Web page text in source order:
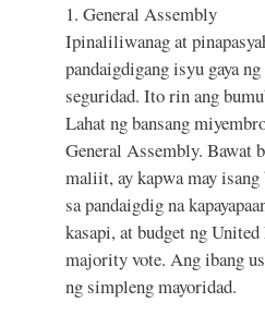
1. General Assembly
Ipinaliliwanag at
pandaigdigang isyu gaya
seguridad. Ito rin ang
Lahat ng bansang
General Assembly. Bawat
maliit, ay kapwa may
sa pandaigdig na
kasapi, at budget ng
majority vote. Ang ibang
ng simpleng mayoridad.